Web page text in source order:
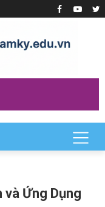
và Ứng Dụng